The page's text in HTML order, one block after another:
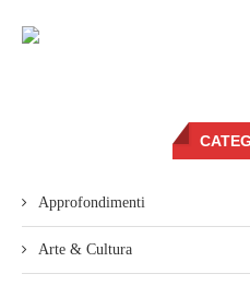
Approfondimenti
Arte & Cultura